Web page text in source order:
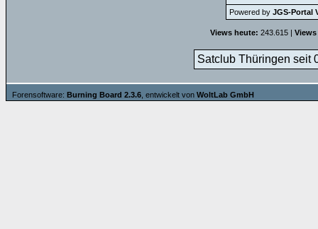
Powered by JGS-Portal
Views heute: 243.615 |
Satclub Thüringen seit
Forensoftware: Burning Board 2.3.6 , entwickelt von WoltLab GmbH